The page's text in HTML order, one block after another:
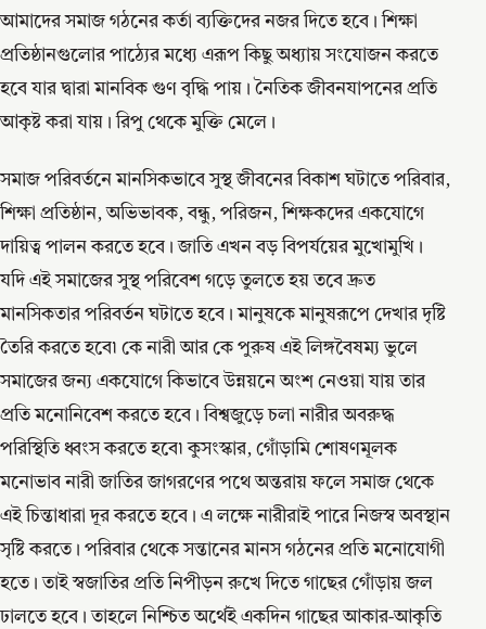
আমাদের সমাজ গঠনের কর্তা ব্যক্তিদের নজর দিতে হবে। শিক্ষা
প্রতিষ্ঠানগুলোর পাঠ্যের মধ্যে এরূপ কিছু অধ্যায় সংযোজন করতে
হবে যার দ্বারা মানবিক গুণ বৃদ্ধি পায়। নৈতিক জীবনযাপনের প্রতি
আকৃষ্ট করা যায়। রিপু থেকে মুক্তি মেলে।
সমাজ পরিবর্তনে মানসিকভাবে সুস্থ জীবনের বিকাশ ঘটাতে পরিবার,
শিক্ষা প্রতিষ্ঠান, অভিভাবক, বন্ধু, পরিজন, শিক্ষকদের একযোগে
দায়িত্ব পালন করতে হবে। জাতি এখন বড় বিপর্যয়ের মুখোমুখি।
যদি এই সমাজের সুস্থ পরিবেশ গড়ে তুলতে হয় তবে দ্রুত
মানসিকতার পরিবর্তন ঘটাতে হবে। মানুষকে মানুষরূপে দেখার দৃষ্টি
তৈরি করতে হবে৷ কে নারী আর কে পুরুষ এই লিঙ্গবৈষম্য ভুলে
সমাজের জন্য একযোগে কিভাবে উন্নয়নে অংশ নেওয়া যায় তার
প্রতি মনোনিবেশ করতে হবে। বিশ্বজুড়ে চলা নারীর অবরুদ্ধ
পরিস্থিতি ধ্বংস করতে হবে৷ কুসংস্কার, গোঁড়ামি শোষণমূলক
মনোভাব নারী জাতির জাগরণের পথে অন্তরায় ফলে সমাজ থেকে
এই চিন্তাধারা দূর করতে হবে। এ লক্ষে নারীরাই পারে নিজস্ব অবস্থান
সৃষ্টি করতে। পরিবার থেকে সন্তানের মানস গঠনের প্রতি মনোযোগী
হতে। তাই স্বজাতির প্রতি নিপীড়ন রুখে দিতে গাছের গোঁড়ায় জল
ঢালতে হবে। তাহলে নিশ্চিত অর্থেই একদিন গাছের আকার-আকৃতি